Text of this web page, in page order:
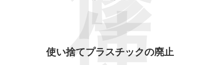
使い捨てプラスチックの廃止